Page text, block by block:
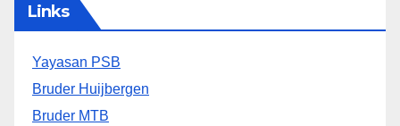
Links
Yayasan PSB
Bruder Huijbergen
Bruder MTB